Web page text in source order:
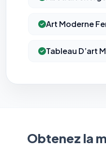
Art Moderne
Tableau D’art
Obtenez la